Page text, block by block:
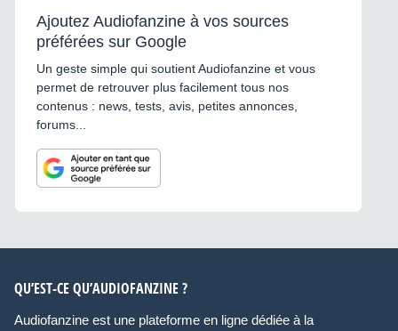
Ajoutez Audiofanzine à vos sources
préférées sur Google
Un geste simple qui soutient Audiofanzine et vous
permet de retrouver plus facilement tous nos
contenus : news, tests, avis, petites annonces,
forums...
QU’EST-CE QU’AUDIOFANZINE ?
Audiofanzine est une plateforme en ligne dédiée à la